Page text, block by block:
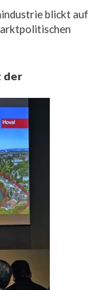
blickt auf
der